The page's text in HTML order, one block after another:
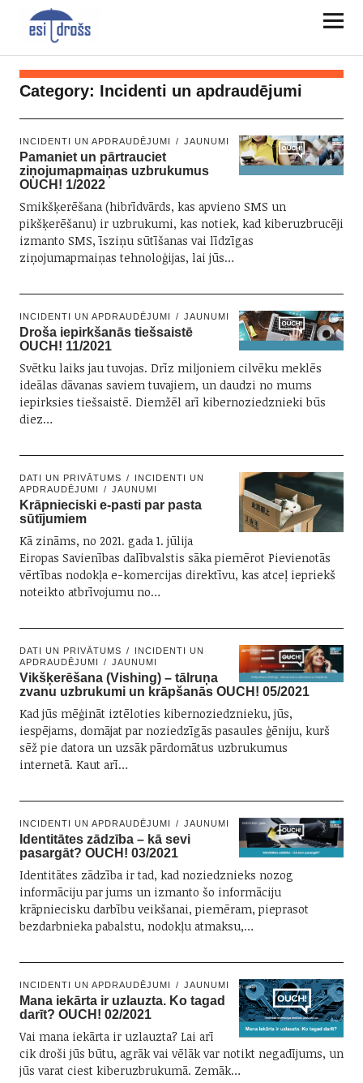
Category: Incidenti un apdraudējumi
INCIDENTI UN APDRAUDĒJUMI JAUNUMI
Pamaniet un pārtrauciet
ziņojumapmaiņas uzbrukumus
OUCH! 1/2022
Smikšķerēšana (hibrīdvārds, kas apvieno SMS un
pikšķerēšanu) ir uzbrukumi, kas notiek, kad kiberuzbrucēji
izmanto SMS, īsziņu sūtīšanas vai līdzīgas
ziņojumapmaiņas tehnoloģijas, lai jūs…
INCIDENTI UN APDRAUDĒJUMI JAUNUMI
Droša iepirkšanās tiešsaistē
OUCH! 11/2021
Svētku laiks jau tuvojas. Drīz miljoniem cilvēku meklēs
ideālas dāvanas saviem tuvajiem, un daudzi no mums
iepirksies tiešsaistē. Diemžēl arī kibernoziedznieki būs
diez…
DATI UN PRIVĀTUMS
INCIDENTI UN
APDRAUDĒJUMI
JAUNUMI
Krāpnieciski e-pasti par pasta
sūtījumiem
Kā zināms, no 2021. gada 1. jūlija
Eiropas Savienības dalībvalstis sāka piemērot Pievienotās
vērtības nodokļa e-komercijas direktīvu, kas atceļ iepriekš
noteikto atbrīvojumu no…
DATI UN PRIVĀTUMS
INCIDENTI UN
APDRAUDĒJUMI
JAUNUMI
Vikšķerēšana (Vishing) – tālruņa
zvanu uzbrukumi un krāpšanās OUCH! 05/2021
Kad jūs mēģināt iztēloties kibernoziedznieku, jūs,
iespējams, domājat par noziedzīgās pasaules ģēniju, kurš
sēž pie datora un uzsāk pārdomātus uzbrukumus
internetā. Kaut arī…
INCIDENTI UN APDRAUDĒJUMI JAUNUMI
Identitātes zādzība – kā sevi
pasargāt? OUCH! 03/2021
Identitātes zādzība ir tad, kad noziedznieks nozog
informāciju par jums un izmanto šo informāciju
krāpniecisku darbību veikšanai, piemēram, pieprasot
bezdarbnieka pabalstu, nodokļu atmaksu,…
INCIDENTI UN APDRAUDĒJUMI JAUNUMI
Mana iekārta ir uzlauzta. Ko tagad
darīt? OUCH! 02/2021
Vai mana iekārta ir uzlauzta? Lai arī
cik droši jūs būtu, agrāk vai vēlāk var notikt negadījums, un
jūs varat ciest kiberuzbrukumā. Zemāk…